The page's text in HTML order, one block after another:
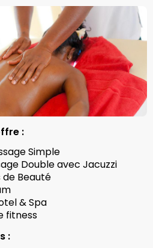
:
Simple
Double avec Jacuzzi
de Beauté
& Spa
fitness
: